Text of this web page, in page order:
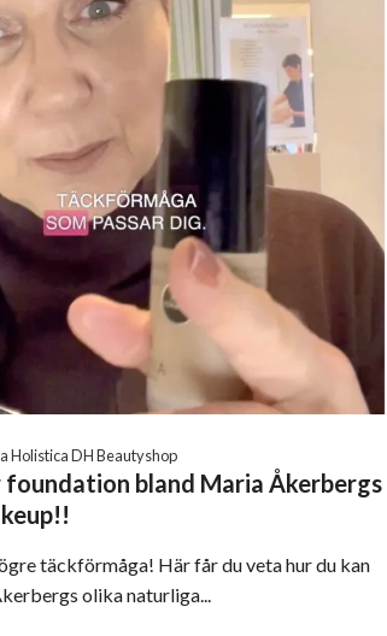
Holistica DH Beautyshop
foundation bland Maria Åkerbergs
täckförmåga! Här får du veta hur du kan
olika naturliga...